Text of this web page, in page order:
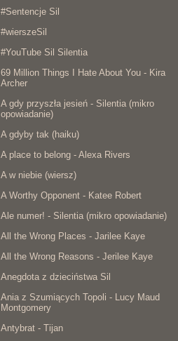
#Sentencje Sil
#wierszeSil
#YouTube Sil Silentia
69 Million Things I Hate About You - Kira
Archer
A gdy przyszła jesień - Silentia (mikro
opowiadanie)
A gdyby tak (haiku)
A place to belong - Alexa Rivers
A w niebie (wiersz)
A Worthy Opponent - Katee Robert
Ale numer! - Silentia (mikro opowiadanie)
All the Wrong Places - Jarilee Kaye
All the Wrong Reasons - Jerilee Kaye
Anegdota z dzieciństwa Sil
Ania z Szumiących Topoli - Lucy Maud
Montgomery
Antybrat - Tijan